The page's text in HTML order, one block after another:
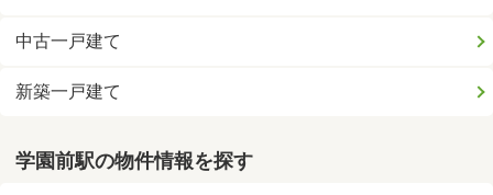
中古一戸建て
新築一戸建て
学園前駅の物件情報を探す